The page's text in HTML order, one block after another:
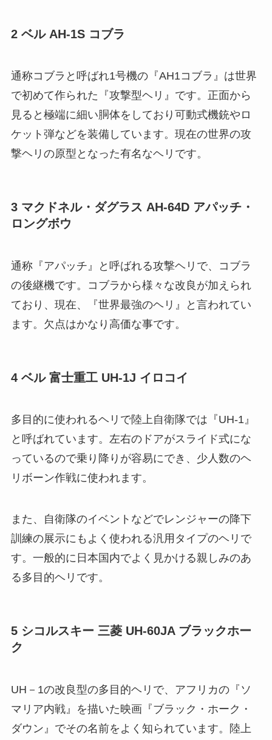
2 ベル AH-1S コブラ
通称コブラと呼ばれ1号機の『AH1コブラ』は世界
で初めて作られた『攻撃型ヘリ』です。正面から
見ると極端に細い胴体をしており可動式機銃やロ
ケット弾などを装備しています。現在の世界の攻
撃ヘリの原型となった有名なヘリです。
3 マクドネル・ダグラス AH-64D アパッチ・
ロングボウ
通称『アパッチ』と呼ばれる攻撃ヘリで、コブラ
の後継機です。コブラから様々な改良が加えられ
ており、現在、『世界最強のヘリ』と言われてい
ます。欠点はかなり高価な事です。
4 ベル 富士重工 UH-1J イロコイ
多目的に使われるヘリで陸上自衛隊では『UH-1』
と呼ばれています。左右のドアがスライド式にな
っているので乗り降りが容易にでき、少人数のヘ
リボーン作戦に使われます。
また、自衛隊のイベントなどでレンジャーの降下
訓練の展示にもよく使われる汎用タイプのヘリで
す。一般的に日本国内でよく見かける親しみのあ
る多目的ヘリです。
5 シコルスキー 三菱 UH-60JA ブラックホー
ク
UH－1の改良型の多目的ヘリで、アフリカの『ソ
マリア内戦』を描いた映画『ブラック・ホーク・
ダウン』でその名前をよく知られています。陸上